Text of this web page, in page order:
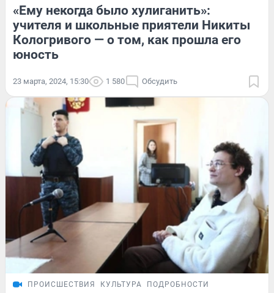
«Ему некогда было хулиганить»:
учителя и школьные приятели Никиты
Кологривого — о том, как прошла его
юность
23 марта, 2024, 15:30 1 580 Обсудить
ПРОИСШЕСТВИЯ КУЛЬТУРА ПОДРОБНОСТИ